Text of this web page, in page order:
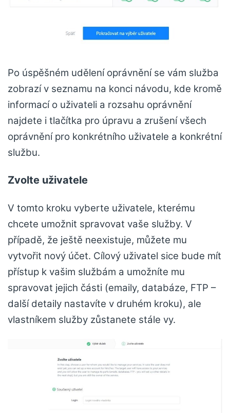
Po úspěšném udělení oprávnění se vám služba
zobrazí v seznamu na konci návodu, kde kromě
informací o uživateli a rozsahu oprávnění
najdete i tlačítka pro úpravu a zrušení všech
oprávnění pro konkrétního uživatele a konkrétní
službu.
Zvolte uživatele
V tomto kroku vyberte uživatele, kterému
chcete umožnit spravovat vaše služby. V
případě, že ještě neexistuje, můžete mu
vytvořit nový účet. Cílový uživatel sice bude mít
přístup k vašim službám a umožníte mu
spravovat jejich části (emaily, databáze, FTP –
další detaily nastavíte v druhém kroku), ale
vlastníkem služby zůstanete stále vy.